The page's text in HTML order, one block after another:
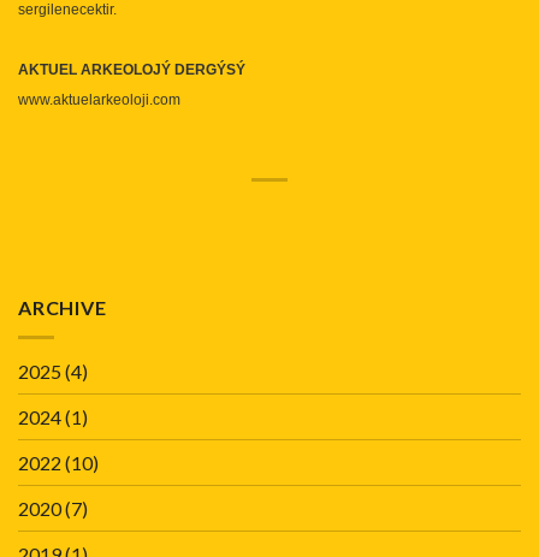
sergilenecektir.
AKTUEL ARKEOLOJÝ DERGÝSÝ
www.aktuelarkeoloji.com
ARCHIVE
2025(4)
2024(1)
2022 (10)
2020(7)